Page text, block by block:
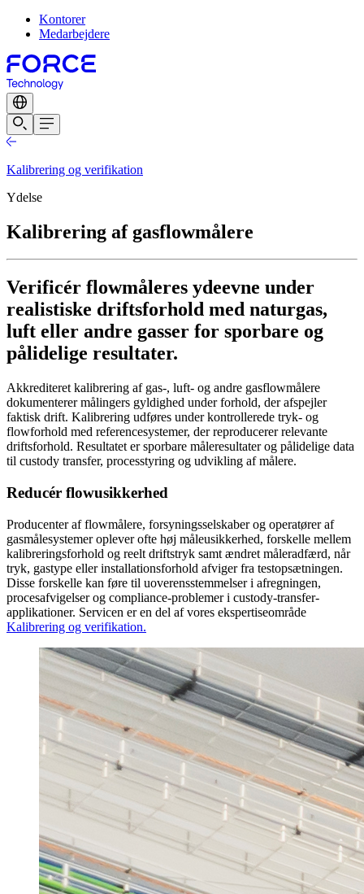
Kontorer
Medarbejdere
Kalibrering og verifikation
Ydelse
Kalibrering af gasflowmålere
Verificér flowmåleres ydeevne under
realistiske driftsforhold med naturgas,
luft eller andre gasser for sporbare og
pålidelige resultater.
Akkrediteret kalibrering af gas-, luft- og andre gasflowmålere
dokumenterer målingers gyldighed under forhold, der afspejler
faktisk drift. Kalibrering udføres under kontrollerede tryk- og
flowforhold med referencesystemer, der reproducerer relevante
driftsforhold. Resultatet er sporbare måleresultater og pålidelige data
til custody transfer, processtyring og udvikling af målere.
Reducér flowusikkerhed
Producenter af flowmålere, forsyningsselskaber og operatører af
gasmålesystemer oplever ofte høj måleusikkerhed, forskelle mellem
kalibreringsforhold og reelt driftstryk samt ændret måleradfærd, når
tryk, gastype eller installationsforhold afviger fra testopsætningen.
Disse forskelle kan føre til uoverensstemmelser i afregningen,
procesafvigelser og compliance-problemer i custody-transfer-
applikationer. Servicen er en del af vores ekspertiseområde
Kalibrering og verifikation.